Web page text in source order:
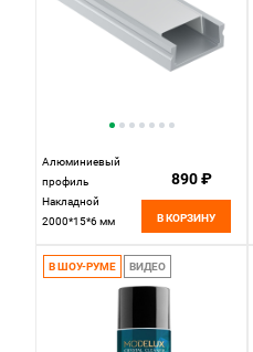
Алюминиевый
профиль
Накладной
2000*15*6 мм
Led Strip ALM001S-
2M Серебро, цена
890 ₽
В КОРЗИНУ
В ШОУ-РУМЕ ВИДЕО